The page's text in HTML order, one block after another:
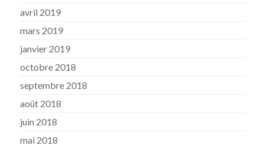
avril 2019
mars 2019
janvier 2019
octobre 2018
septembre 2018
août 2018
juin 2018
mai 2018